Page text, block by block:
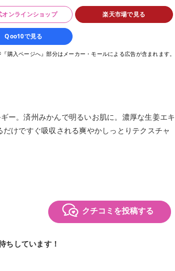
オンラインショップ 楽天市場で見る
Qoo10で見る
購入ページへ』部分はメーカー・モールによる広告が含まれます。
ー。済州みかんで明るいお肌に。濃厚な生姜エキ
けですぐ吸収される爽やかしっとりテクスチャ
クチコミを投稿する
ちしています！